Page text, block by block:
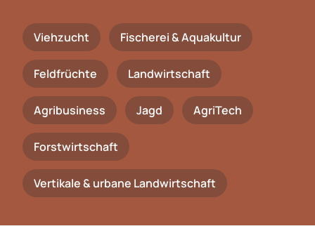
Viehzucht Fischerei & Aquakultur
Feldfrüchte Landwirtschaft
Agribusiness Jagd AgriTech
Forstwirtschaft
Vertikale & urbane Landwirtschaft